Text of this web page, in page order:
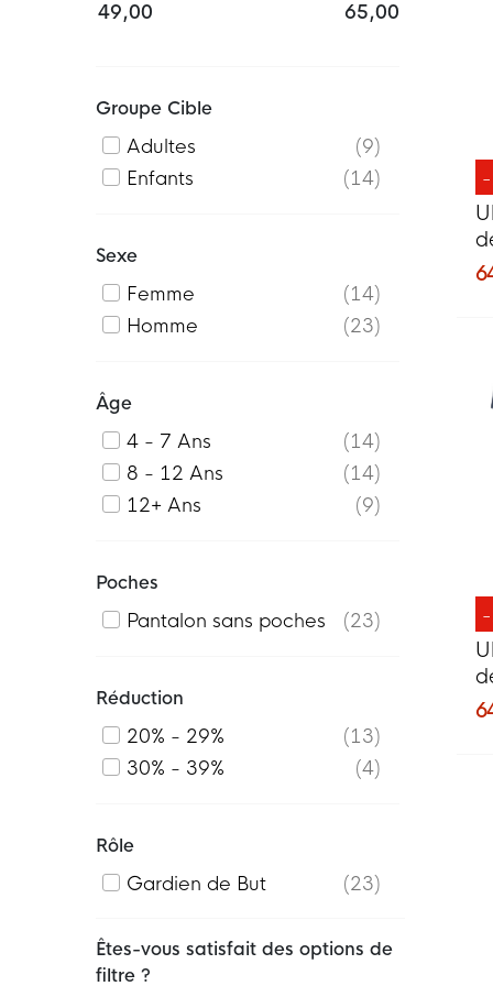
49,00 65,00
Groupe Cible
Adultes
9
Enfants
14
Sexe
Femme
14
Homme
23
Âge
4 - 7 Ans
14
8 - 12 Ans
14
12+ Ans
9
Poches
Pantalon sans poches
23
Réduction
20% - 29%
13
30% - 39%
4
Rôle
Gardien de But
23
Êtes-vous satisfait des options de
filtre ?